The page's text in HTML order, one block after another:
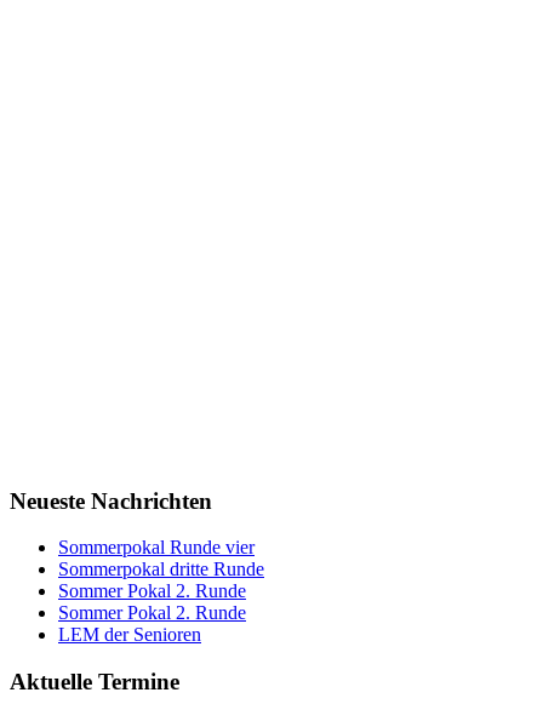
Neueste Nachrichten
Sommerpokal Runde vier
Sommerpokal dritte Runde
Sommer Pokal 2. Runde
Sommer Pokal 2. Runde
LEM der Senioren
Aktuelle Termine